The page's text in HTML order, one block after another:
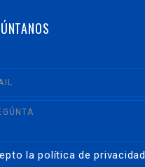
la política de privacidad